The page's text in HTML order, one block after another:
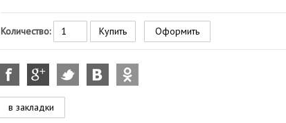
Количество: Оформить
в закладки